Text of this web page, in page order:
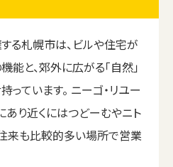
る札幌市は、ビルや住宅が
能と、郊外に広がる「自然」
っています。 ニーゴ・リユー
り近くにはつどーむやニト
来も比較的多い場所で営業